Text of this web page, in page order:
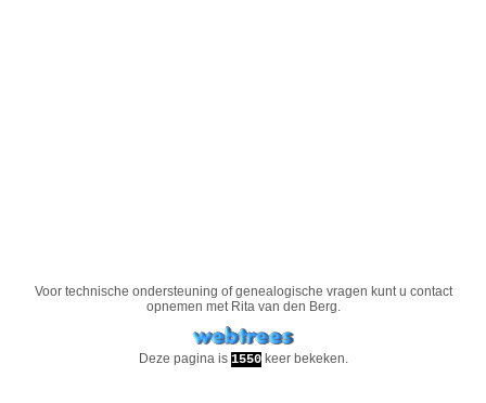
Voor technische ondersteuning of genealogische vragen kunt u contact
opnemen met Rita van den Berg.
Deze pagina is 1550keer bekeken.